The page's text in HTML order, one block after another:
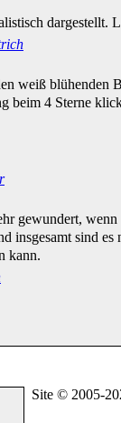
dargestellt.
weiß blühenden
beim 4 Sterne
gewundert,
insgesamt sind
kann.
Site © 2005-